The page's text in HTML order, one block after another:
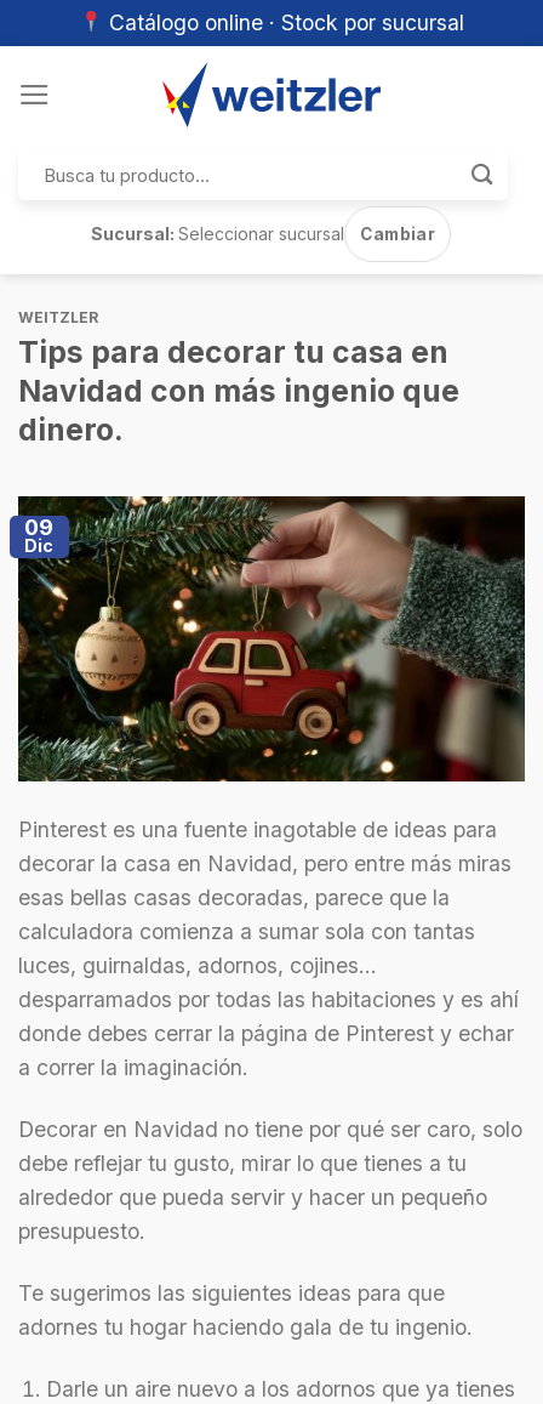
Catálogo online · Stock por sucursal
por:
Sucursal:Seleccionar sucursal Cambiar
WEITZLER
Tips para decorar tu casa en
Navidad con más ingenio que
dinero.
09
Dic
Pinterest es una fuente inagotable de ideas para
decorar la casa en Navidad, pero entre más miras
esas bellas casas decoradas, parece que la
calculadora comienza a sumar sola con tantas
luces, guirnaldas, adornos, cojines…
desparramados por todas las habitaciones y es ahí
donde debes cerrar la página de Pinterest y echar
a correr la imaginación.
Decorar en Navidad no tiene por qué ser caro, solo
debe reflejar tu gusto, mirar lo que tienes a tu
alrededor que pueda servir y hacer un pequeño
presupuesto.
Te sugerimos las siguientes ideas para que
adornes tu hogar haciendo gala de tu ingenio.
Darle un aire nuevo a los adornos que ya tienes